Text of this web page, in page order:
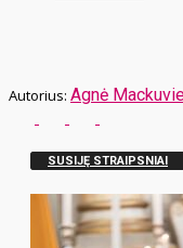
Agnė
SUSIJĘ STRAIPSNIAI